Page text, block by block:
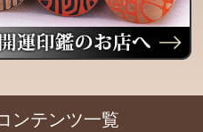
ンテンツ一覧